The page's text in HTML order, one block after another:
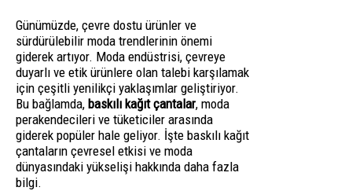
Günümüzde, çevre dostu ürünler ve
sürdürülebilir moda trendlerinin önemi
giderek artıyor. Moda endüstrisi, çevreye
duyarlı ve etik ürünlere olan talebi karşılamak
için çeşitli yenilikçi yaklaşımlar geliştiriyor.
Bu bağlamda, baskılı kağıt çantalar, moda
perakendecileri ve tüketiciler arasında
giderek popüler hale geliyor. İşte baskılı kağıt
çantaların çevresel etkisi ve moda
dünyasındaki yükselişi hakkında daha fazla
bilgi.